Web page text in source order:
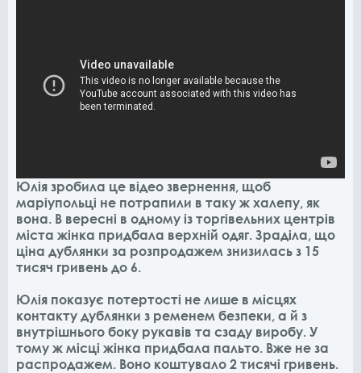
Юлія зробила це відео звернення, щоб
маріупольці не потрапили в таку ж халепу, як
вона. В вересні в одному із торгівельних центрів
міста жінка придбала верхній одяг. Зраділа, що
ціна дублянки за розпродажем знизилась з 15
тисяч гривень до 6.
Юлія показує потертості не лише в місцях
контакту дублянки з ременем безпеки, а й з
внутрішнього боку рукавів та сзаду виробу. У
тому ж місці жінка придбала пальто. Вже не за
распродажем. Воно коштувало 2 тисячі гривень.